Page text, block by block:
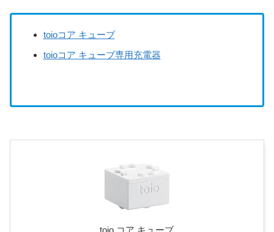
toioコア キューブ
toioコア キューブ専用充電器
toio コア キューブ